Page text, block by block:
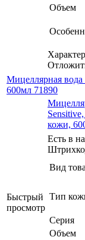
Объем
Мицеллярная вода
600мл 71890
Быстрый
просмотр
кожи,
Есть в
Вид
Тип
Серия
Объем